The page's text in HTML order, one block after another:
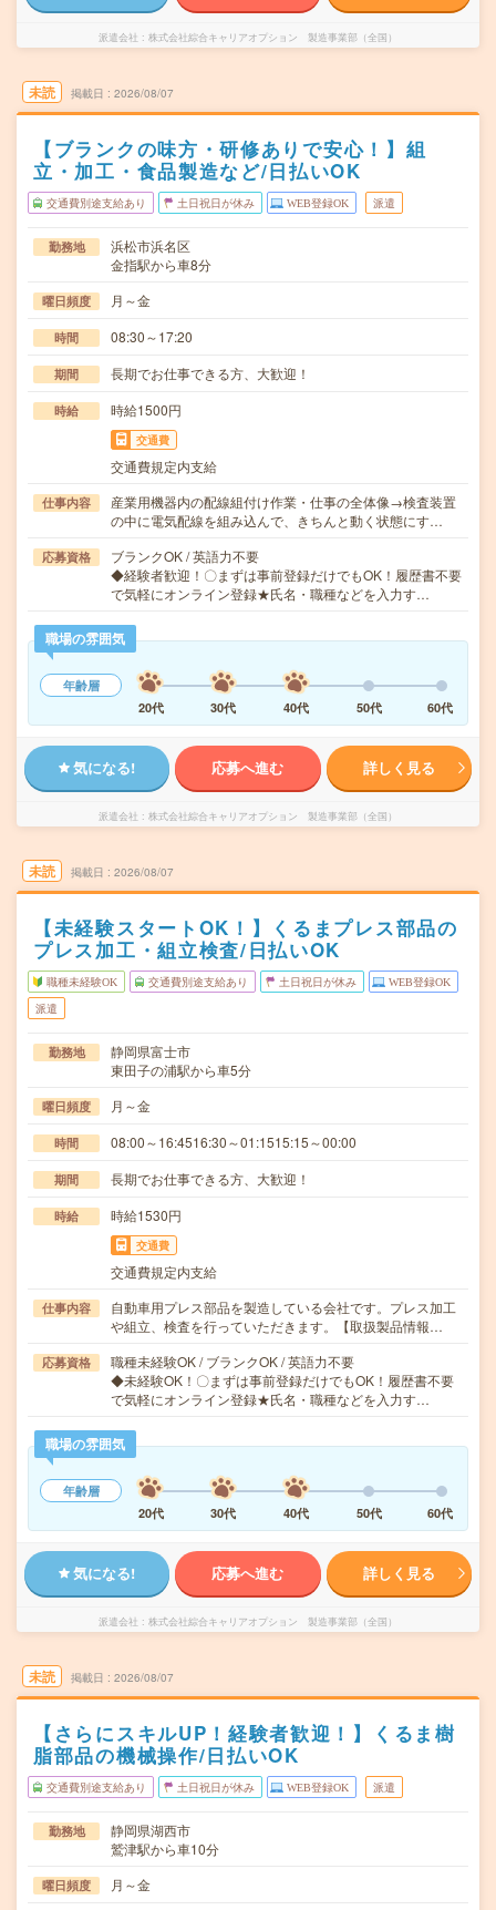
派遣会社 株式会社綜合キャリアオプション 製造事業部（全国）
未読 掲載日 2026/08/07
【ブランクの味方・研修ありで安心！】組
立・加工・食品製造など/日払いOK
交通費別途支給あり 土日祝日が休み WEB登録OK 派遣
勤務地
浜松市浜名区
金指駅から車8分
曜日頻度 月～金
時間 08:30～17:20
期間 長期でお仕事できる方、大歓迎！
時給 時給1500円
交通費
交通費規定内支給
仕事内容
産業用機器内の配線組付け作業・仕事の全体像→検査装置
の中に電気配線を組み込んで、きちんと動く状態にす…
応募資格
ブランクOK / 英語力不要
◆経験者歓迎！〇まずは事前登録だけでもOK！履歴書不要
で気軽にオンライン登録★氏名・職種などを入力す…
職場の雰囲気
年齢層
20代
30代 40代 50代 60代
気になる! 応募へ進む 詳しく見る
派遣会社 株式会社綜合キャリアオプション 製造事業部（全国）
未読 掲載日 2026/08/07
【未経験スタートOK！】くるまプレス部品の
プレス加工・組立検査/日払いOK
職種未経験OK 交通費別途支給あり 土日祝日が休み WEB登録OK
派遣
勤務地
静岡県富士市
東田子の浦駅から車5分
曜日頻度 月～金
時間 08:00～16:4516:30～01:1515:15～00:00
期間 長期でお仕事できる方、大歓迎！
時給 時給1530円
交通費
交通費規定内支給
仕事内容
自動車用プレス部品を製造している会社です。プレス加工
や組立、検査を行っていただきます。【取扱製品情報…
応募資格
職種未経験OK / ブランクOK / 英語力不要
◆未経験OK！〇まずは事前登録だけでもOK！履歴書不要
で気軽にオンライン登録★氏名・職種などを入力す…
職場の雰囲気
年齢層
20代
30代 40代 50代 60代
気になる! 応募へ進む 詳しく見る
派遣会社 株式会社綜合キャリアオプション 製造事業部（全国）
未読 掲載日 2026/08/07
【さらにスキルUP！経験者歓迎！】くるま樹
脂部品の機械操作/日払いOK
交通費別途支給あり 土日祝日が休み WEB登録OK 派遣
勤務地
静岡県湖西市
鷲津駅から車10分
曜日頻度 月～金